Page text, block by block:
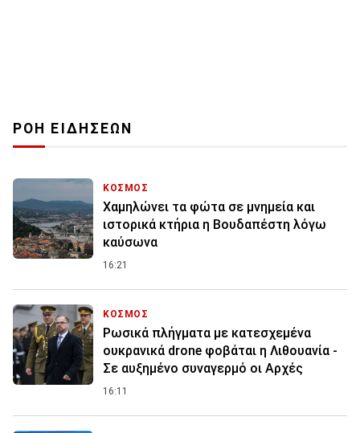
ΡΟΗ ΕΙΔΗΣΕΩΝ
ΚΟΣΜΟΣ
Χαμηλώνει τα φώτα σε μνημεία και
ιστορικά κτήρια η Βουδαπέστη λόγω
καύσωνα
16:21
ΚΟΣΜΟΣ
Ρωσικά πλήγματα με κατεσχεμένα
ουκρανικά drone φοβάται η Λιθουανία -
Σε αυξημένο συναγερμό οι Αρχές
16:11